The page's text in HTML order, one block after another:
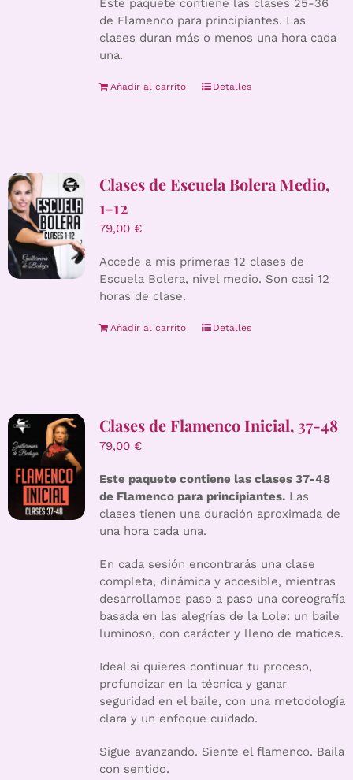
Este paquete contiene las clases 25-36
de Flamenco para principiantes. Las
clases duran más o menos una hora cada
una.
Añadir al carrito Detalles
Clases de Escuela Bolera Medio,
1-12
79,00 €
Accede a mis primeras 12 clases de
Escuela Bolera, nivel medio. Son casi 12
horas de clase.
Añadir al carrito Detalles
Clases de Flamenco Inicial, 37-48
79,00 €
Este paquete contiene las clases 37-48
de Flamenco para principiantes.Las
clases tienen una duración aproximada de
una hora cada una.
En cada sesión encontrarás una clase
completa, dinámica y accesible, mientras
desarrollamos paso a paso una coreografía
basada en las alegrías de la Lole: un baile
luminoso, con carácter y lleno de matices.
Ideal si quieres continuar tu proceso,
profundizar en la técnica y ganar
seguridad en el baile, con una metodología
clara y un enfoque cuidado.
Sigue avanzando. Siente el flamenco. Baila
con sentido.